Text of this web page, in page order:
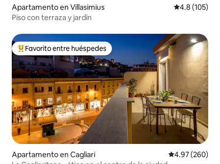
Apartamento en Villasimius Calificación
4.8 (105)
Piso con terraza y jardín
Favorito entre huéspedes preferido
Favorito entre huéspedes
Apartamento en Cagliari Calificación
4.97 (260)